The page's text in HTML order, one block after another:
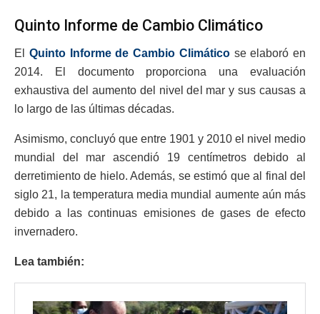
Quinto Informe de Cambio Climático
El Quinto Informe de Cambio Climáticose elaboró en
2014. El documento proporciona una evaluación
exhaustiva del aumento del nivel del mar y sus causas a
lo largo de las últimas décadas.
Asimismo, concluyó que entre 1901 y 2010 el nivel medio
mundial del mar ascendió 19 centímetros debido al
derretimiento de hielo. Además, se estimó que al final del
siglo 21, la temperatura media mundial aumente aún más
debido a las continuas emisiones de gases de efecto
invernadero.
Lea también: